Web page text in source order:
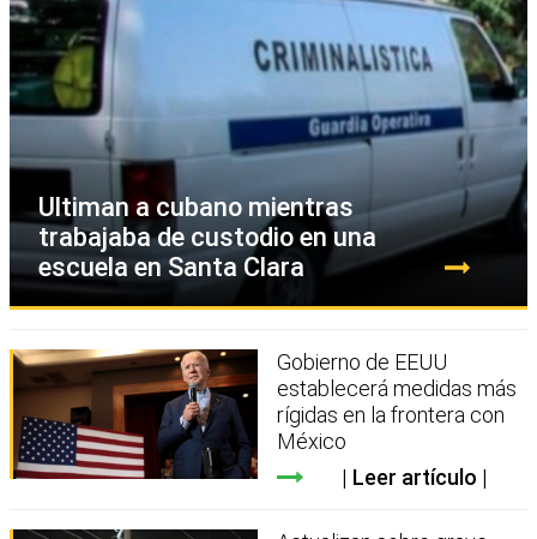
Ultiman a cubano mientras
trabajaba de custodio en una
escuela en Santa Clara
Gobierno de EEUU
establecerá medidas más
rígidas en la frontera con
México
Leer artículo